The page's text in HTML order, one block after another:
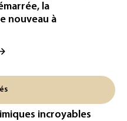
la
nouveau à
record de
la
nouveau à
incroyables